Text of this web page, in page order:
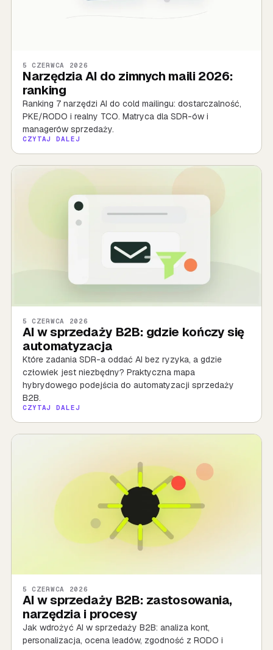
Narzędzia AI do zimnych maili 2026:
ranking
5 CZERWCA 2026
Ranking 7 narzędzi AI do cold mailingu: dostarczalność,
PKE/RODO i realny TCO. Matryca dla SDR-ów i
managerów sprzedaży.
CZYTAJ DALEJ
AI w sprzedaży B2B: gdzie kończy się
automatyzacja
5 CZERWCA 2026
Które zadania SDR-a oddać AI bez ryzyka, a gdzie
człowiek jest niezbędny? Praktyczna mapa
hybrydowego podejścia do automatyzacji sprzedaży
B2B.
CZYTAJ DALEJ
AI w sprzedaży B2B: zastosowania,
narzędzia i procesy
5 CZERWCA 2026
Jak wdrożyć AI w sprzedaży B2B: analiza kont,
personalizacja, ocena leadów, zgodność z RODO i